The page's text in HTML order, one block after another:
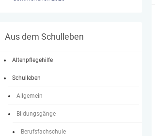
Aus dem Schulleben
Altenpflegehilfe
Schulleben
Allgemein
Bildungsgänge
Berufsfachschule